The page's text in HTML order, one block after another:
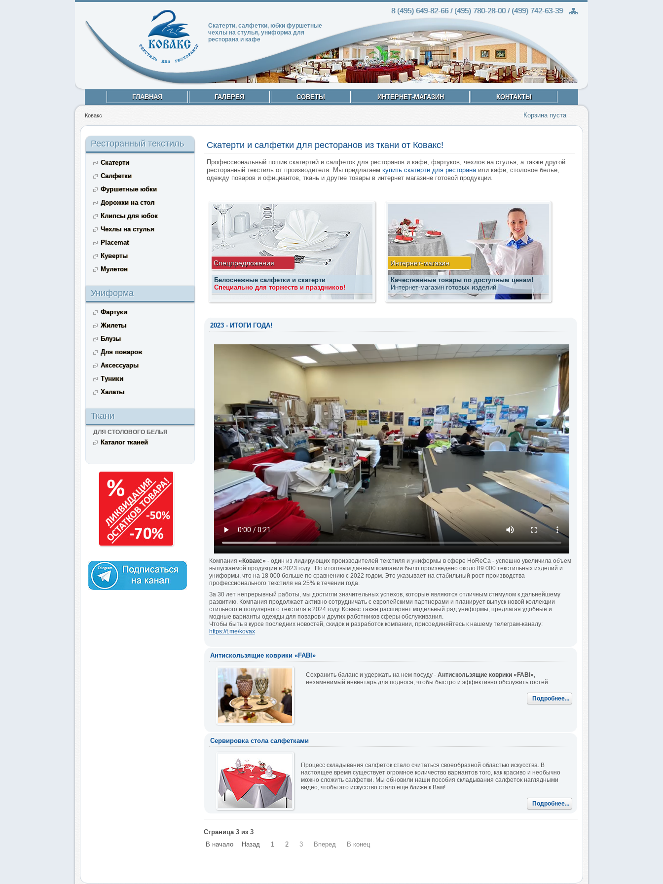
Скатерти, салфетки, юбки фуршетные
чехлы на стулья, униформа для
ресторана и кафе
ГЛАВНАЯ ГАЛЕРЕЯ СОВЕТЫ ИНТЕРНЕТ-МАГАЗИН КОНТАКТЫ
8 (495) 649-82-66 / (495) 780-28-00 / (499) 742-63-39
Ковакс Корзина пуста
Ресторанный текстиль
Скатерти
Салфетки
Фуршетные юбки
Дорожки на стол
Клипсы для юбок
Чехлы на стулья
Placemat
Куверты
Мулетон
Униформа
Фартуки
Жилеты
Блузы
Для поваров
Аксессуары
Туники
Халаты
Ткани
ДЛЯ СТОЛОВОГО БЕЛЬЯ
Каталог тканей
Скатерти и салфетки для ресторанов из ткани от Ковакс!
Профессиональный пошив скатертей и салфеток для ресторанов и кафе, фартуков, чехлов на стулья, а также другой
ресторанный текстиль от производителя. Мы предлагаем купить скатерти для ресторанаили кафе, столовое белье,
одежду поваров и официантов, ткань и другие товары в интернет магазине готовой продукции.
Спецпредложения
Белоснежные салфетки и скатерти
Специально для торжеств и праздников!
Интернет-магазин
Качественные товары по доступным ценам!
Интернет-магазин готовых изделий
2023 - ИТОГИ ГОДА!
Компания «Ковакс» - один из лидирующих производителей текстиля и униформы в сфере HoReCa - успешно увеличила объем
выпускаемой продукции в 2023 году . По итоговым данным компании было произведено около 89 000 текстильных изделий и
униформы, что на 18 000 больше по сравнению с 2022 годом. Это указывает на стабильный рост производства
профессионального текстиля на 25% в течении года.
За 30 лет непрерывный работы, мы достигли значительных успехов, которые являются отличным стимулом к дальнейшему
развитию. Компания продолжает активно сотрудничать с европейскими партнерами и планирует выпуск новой коллекции
стильного и популярного текстиля в 2024 году. Ковакс также расширяет модельный ряд униформы, предлагая удобные и
модные варианты одежды для поваров и других работников сферы обслуживания.
Чтобы быть в курсе последних новостей, скидок и разработок компании, присоединяйтесь к нашему телеграм-каналу:
https://t.me/kovax
Антискользящие коврики «FABI»
Cохранить баланс и удержать на нем посуду - Антискользящие коврики «FABI»,
незаменимый инвентарь для подноса, чтобы быстро и эффективно обслужить гостей.
Подробнее...
Сервировка стола салфетками
Процесс складывания салфеток стало считаться своеобразной областью искусства. В
настоящее время существует огромное количество вариантов того, как красиво и необычно
можно сложить салфетки. Мы обновили наши пособия складывания салфеток наглядными
видео, чтобы это искусство стало еще ближе к Вам!
Подробнее...
Страница 3 из 3
В начало
Назад 1 2 3 Вперед В конец